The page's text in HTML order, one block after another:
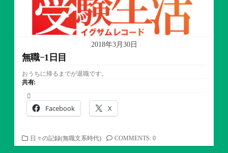
2018年3月30日
無職−1日目
おうちに帰るまでが退職です。
共有:
Facebook X
カ
テ
日々の記録(無職文系時代) COMMENTS: 0